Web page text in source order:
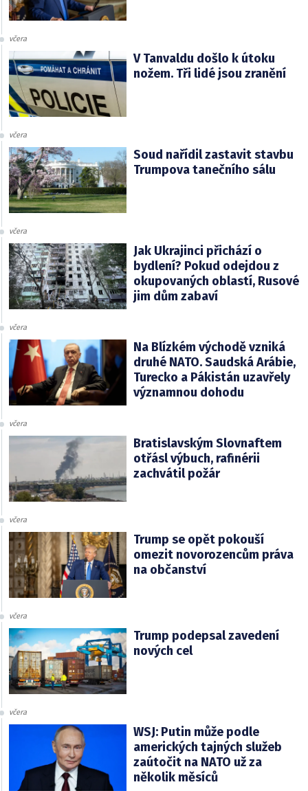
včera
V Tanvaldu došlo k útoku
nožem. Tři lidé jsou zranění
včera
Soud nařídil zastavit stavbu
Trumpova tanečního sálu
včera
Jak Ukrajinci přichází o
bydlení? Pokud odejdou z
okupovaných oblastí, Rusové
jim dům zabaví
včera
Na Blízkém východě vzniká
druhé NATO. Saudská Arábie,
Turecko a Pákistán uzavřely
významnou dohodu
včera
Bratislavským Slovnaftem
otřásl výbuch, rafinérii
zachvátil požár
včera
Trump se opět pokouší
omezit novorozencům práva
na občanství
včera
Trump podepsal zavedení
nových cel
včera
WSJ: Putin může podle
amerických tajných služeb
zaútočit na NATO už za
několik měsíců